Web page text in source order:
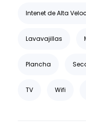
Intenet de Alta
Lavavajillas
Plancha
TV Wifi